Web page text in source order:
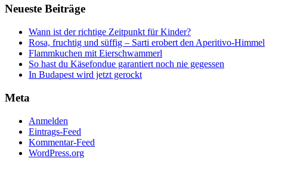
Neueste Beiträge
Wann ist der richtige Zeitpunkt für Kinder?
Rosa, fruchtig und süffig – Sarti erobert den Aperitivo-Himmel
Flammkuchen mit Eierschwammerl
So hast du Käsefondue garantiert noch nie gegessen
In Budapest wird jetzt gerockt
Meta
Anmelden
Eintrags-Feed
Kommentar-Feed
WordPress.org